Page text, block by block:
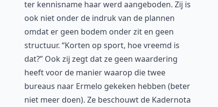
ter kennisname haar werd aangeboden. Zij is
ook niet onder de indruk van de plannen
omdat er geen bodem onder zit en geen
structuur. “Korten op sport, hoe vreemd is
dat?” Ook zij zegt dat ze geen waardering
heeft voor de manier waarop die twee
bureaus naar Ermelo gekeken hebben (beter
niet meer doen). Ze beschouwt de Kadernota